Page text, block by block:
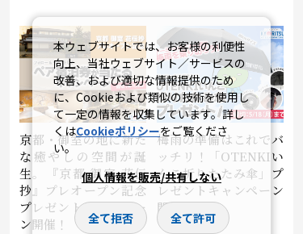
京都・御室の地に新た
な癒やしの空間が誕
生。『京都 御室 花伝
抄』プレオープン記念
プレゼントキャンペー
ン開催！
梅雨の準備はこれでバ
ッチリ！「OTENKIい
んこ折りたたみ傘」プ
レゼントキャンペーン
開催
本ウェブサイトでは、お客様の利便性
向上、当社ウェブサイト／サービスの
改善、および適切な情報提供のため
に、Cookieおよび類似の技術を使用し
て一定の情報を収集しています。詳し
くはCookieポリシーをご覧くださ
い。
個人情報を販売/共有しない
全て拒否 全て許可